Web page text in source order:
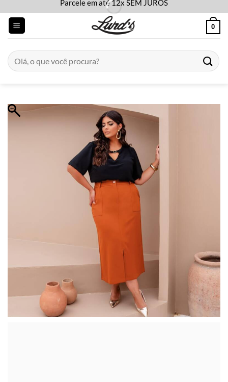
content
Parcele em até 12x SEM JUROS
0
Pesquisar
por: